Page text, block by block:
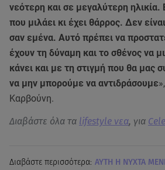
νεότερη και σε μεγαλύτερη
που μιλάει κι έχει θάρρος. Δεν
σαν εμένα. Αυτό πρέπει να
έχουν τη δύναμη και το σθένος να
κάνει και με τη στιγμή που θα μας
να μην μπορούμε να αντιδράσουμε
Καρβούνη.
Διαβάστε όλα τα lifestyle νεα, για
Διαβάστε περισσότερα: ΑΥΤΗ Η ΝΥΧΤΑ